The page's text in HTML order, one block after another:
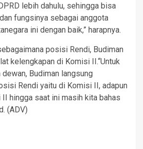
lebih dahulu, sehingga bisa
fungsinya sebagai anggota
ini dengan baik,” harapnya.
posisi Rendi, Budiman
kelengkapan di Komisi II.“Untuk
Budiman langsung
Rendi yaitu di Komisi II, adapun
hingga saat ini masih kita bahas
(ADV)